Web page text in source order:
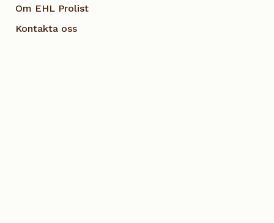
Om EHL Prolist
Kontakta oss